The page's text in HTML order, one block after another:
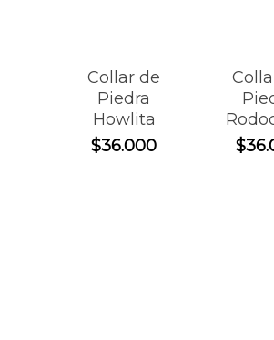
Collar de
Piedra
Howlita
$36.000
$